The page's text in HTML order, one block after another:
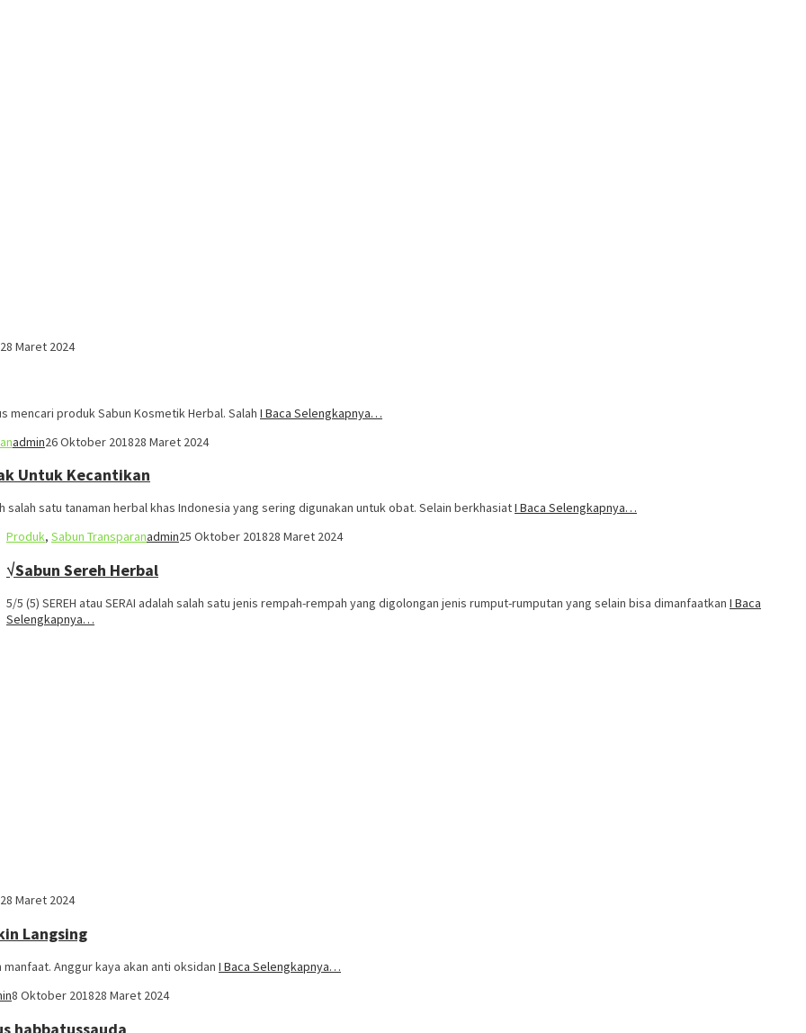
28 Maret 2024
mencari produk Sabun Kosmetik Herbal. Salah I Baca Selengkapnya…
admin26 Oktober 201828 Maret 2024
Untuk Kecantikan
salah satu tanaman herbal khas Indonesia yang sering digunakan untuk obat. Selain berkhasiatI Baca Selengkapnya…
Produk, Sabun Transparanadmin25 Oktober 201828 Maret 2024
√Sabun Sereh Herbal
5/5 (5) SEREH atau SERAI adalah salah satu jenis rempah-rempah yang digolongan jenis rumput-rumputan yang selain bisa dimanfaatkan I Baca
Selengkapnya…
28 Maret 2024
Langsing
Anggur kaya akan anti oksidan I Baca Selengkapnya…
8 Oktober 201828 Maret 2024